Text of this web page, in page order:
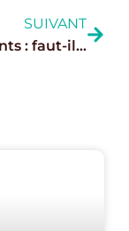
SUIVANT
Restaurants : faut-il ouvrir le service du soir dès 18 h ?